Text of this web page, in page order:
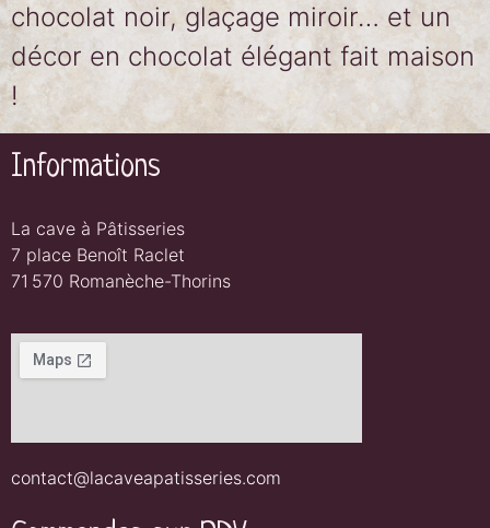
chocolat noir, glaçage miroir… et un
décor en chocolat élégant fait maison
!
Informations
La cave à Pâtisseries
7 place Benoît Raclet
71 570 Romanèche-Thorins
contact@lacaveapatisseries.com